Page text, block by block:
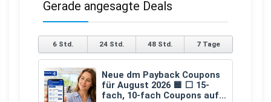
Gerade angesagte Deals
6 Std. 24 Std. 48 Std. 7 Tage
Neue dm Payback Coupons
für August 2026 🟦 ⬜ 15-
fach, 10-fach Coupons auf